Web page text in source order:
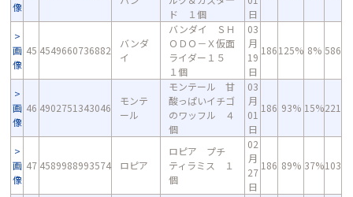
像
ド １個
日
画
像
45 4549660736882
バンダ
イ
バンダイ ＳＨ
ＯＤＯ－Ｘ仮面
ライダー１５
１個
03
月
19
日
186125% 8% 586
画
像
46 4902751343046
モンテ
ール
モンテール 甘
酸っぱいイチゴ
のワッフル ４
個
03
月
01
日
186 93% 15%221
画
像
47 4589988993574 ロピア
ロピア プチ
ティラミス １
個
02
月
27
日
186 89% 37%103